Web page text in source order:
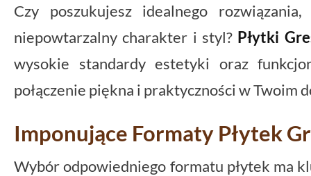
Czy poszukujesz idealnego
niepowtarzalny charakter i styl? Płytki
wysokie standardy estetyki oraz
połączenie piękna i praktyczności w Twoim
Imponujące Formaty Płytek
Wybór odpowiedniego formatu płytek ma